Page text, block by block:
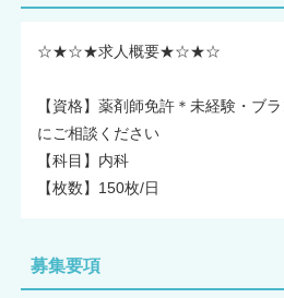
☆★☆★求人概要★☆★☆
【資格】薬剤師免許＊未経験・ブ
にご相談ください
【科目】内科
【枚数】150枚/日
募集要項